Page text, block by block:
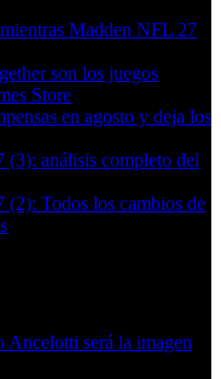
Madden NFL 27
son los juegos
Store
en agosto y deja los
análisis completo del
Todos los cambios de
Ancelotti será la imagen